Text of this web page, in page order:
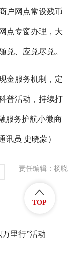
户网点常设残币
点专窗办理，大
兑、应兑尽兑。
金服务机制，定
普活动，持续打
服务护航小微商
讯员 史晓蒙）
责任编辑：杨晓
里行”活动
TOP